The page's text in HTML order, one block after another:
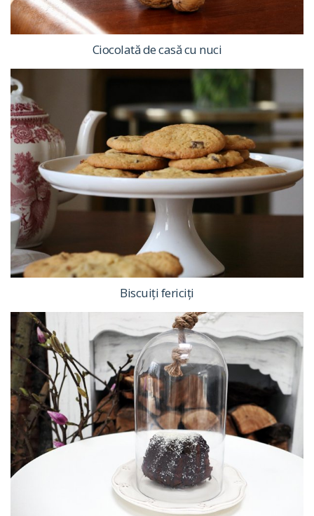
Ciocolată de casă cu nuci
Biscuiți fericiți